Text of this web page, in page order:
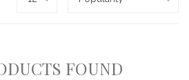
FOUND